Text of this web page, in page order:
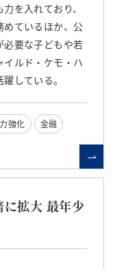
を入れており、
ているほか、公
必要な子どもや若
ルド・ケモ・ハ
している。
強化 金融
拡大 最年少